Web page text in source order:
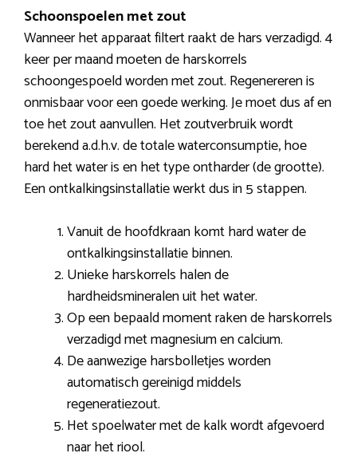
Schoonspoelen met zout
Wanneer het apparaat filtert raakt de hars verzadigd. 4
keer per maand moeten de harskorrels
schoongespoeld worden met zout. Regenereren is
onmisbaar voor een goede werking. Je moet dus af en
toe het zout aanvullen. Het zoutverbruik wordt
berekend a.d.h.v. de totale waterconsumptie, hoe
hard het water is en het type ontharder (de grootte).
Een ontkalkingsinstallatie werkt dus in 5 stappen.
Vanuit de hoofdkraan komt hard water de
ontkalkingsinstallatie binnen.
Unieke harskorrels halen de
hardheidsmineralen uit het water.
Op een bepaald moment raken de harskorrels
verzadigd met magnesium en calcium.
De aanwezige harsbolletjes worden
automatisch gereinigd middels
regeneratiezout.
Het spoelwater met de kalk wordt afgevoerd
naar het riool.